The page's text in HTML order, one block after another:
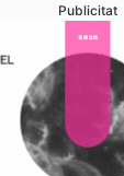
Publicitat